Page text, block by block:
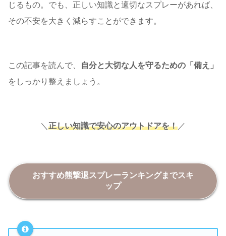
じるもの。でも、正しい知識と適切なスプレーがあれば、
その不安を大きく減らすことができます。
この記事を読んで、
自分と大切な人を守るための「備え」
をしっかり整えましょう。
＼ 正しい知識で安心のアウトドアを！ ／
おすすめ熊撃退スプレーランキングまでスキ
ップ